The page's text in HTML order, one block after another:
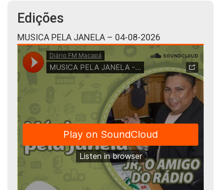
Edições
MUSICA PELA JANELA – 04-08-2026